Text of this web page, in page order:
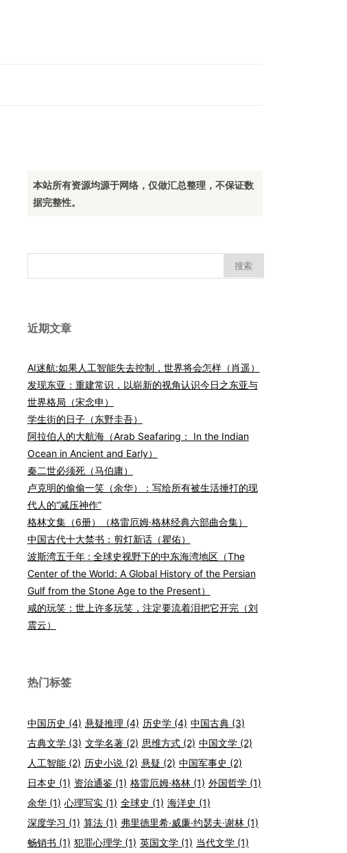
本站所有资源均源于网络，仅做汇总整理，不保证数
据完整性。
索：
近期文章
AI迷航:如果人工智能失去控制，世界将会怎样（肖遥）
发现东亚：重建常识，以崭新的视角认识今日之东亚与
世界格局（宋念申）
学生街的日子（东野圭吾）
阿拉伯人的大航海（Arab Seafaring： In the Indian
Ocean in Ancient and Early）
秦二世必须死（马伯庸）
卢克明的偷偷一笑（余华）：写给所有被生活捶打的现
代人的“减压神作”
格林文集（6册）（格雷厄姆·格林经典六部曲合集）
中国古代十大禁书：剪灯新话（瞿佑）
波斯湾五千年 : 全球史视野下的中东海湾地区（The
Center of the World: A Global History of the Persian
Gulf from the Stone Age to the Present）
咸的玩笑：世上许多玩笑，注定要流着泪把它开完（刘
震云）
热门标签
中国历史 (4) 悬疑推理 (4) 历史学(4) 中国古典(3)
古典文学(3) 文学名著(2) 思维方式(2) 中国文学(2)
人工智能(2) 历史小说(2) 悬疑 (2) 中国军事史 (2)
日本史 (1) 资治通鉴(1) 格雷厄姆·格林(1) 外国哲学(1)
余华(1) 心理写实(1) 全球史 (1) 海洋史 (1)
深度学习 (1) 算法(1) 弗里德里希·威廉·约瑟夫·谢林(1)
畅销书 (1) 犯罪心理学(1) 英国文学(1) 当代文学(1)